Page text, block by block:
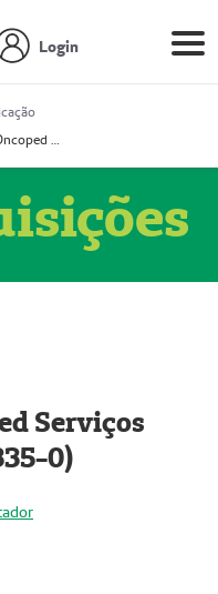
Login
Prestador Oncoped Serviços Médicos (51004335-0)
Serviços
0)